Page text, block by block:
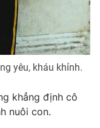
yêu, kháu khỉnh.
khẳng định cô
nuôi con.